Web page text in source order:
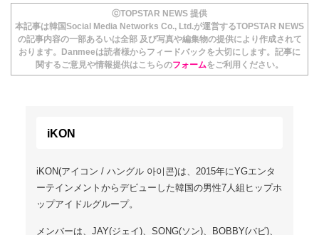
ⓒTOPSTAR NEWS 提供
本記事は韓国Social Media Networks Co., Ltd.が運営するTOPSTAR NEWS
の記事内容の一部あるいは全部 及び写真や編集物の提供により作成されて
おります。Danmeeは読者様からフィードバックを大切にします。記事に
関するご意見や情報提供はこちらのフォームをご利用ください。
iKON
iKON(アイコン / ハングル 아이콘)は、2015年にYGエンタ
ーテインメントからデビューした韓国の男性7人組ヒップホ
ップアイドルグループ。
メンバーは、JAY(ジェイ)、SONG(ソン)、BOBBY(バビ)、